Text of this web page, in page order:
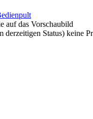
auf das Vorschaubild
Status) keine